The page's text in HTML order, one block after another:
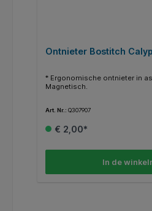
Ontnieter Bostitch
* Ergonomische ontnieter in
Magnetisch.
Art. Nr.: Q307907
€ 2,00*
In de